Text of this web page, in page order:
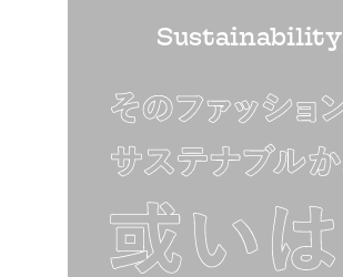
Sustainability